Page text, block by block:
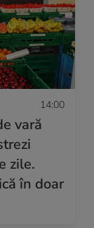
14:00
vară
zile.
în doar